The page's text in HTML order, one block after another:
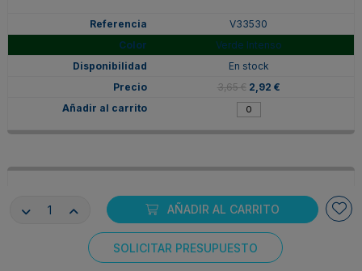
AÑADIR AL CARRITO
SOLICITAR PRESUPUESTO
V33530
Verde Intenso
En stock
3,65 € 2,92 €
Consentimiento de cookies